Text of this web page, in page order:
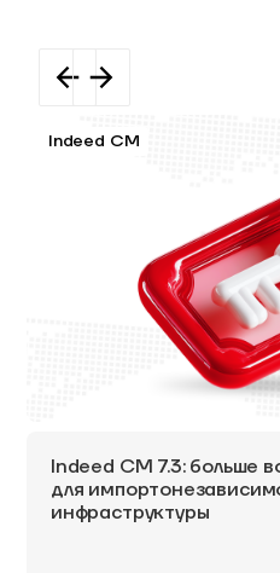
Indeed CM
Indeed CM 7.3: больше
для
инфраструктуры